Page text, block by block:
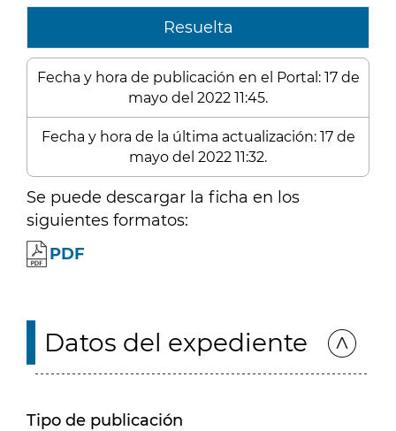
Resuelta
Fecha y hora de publicación en el Portal: 17 de
mayo del 2022 11:45.
Fecha y hora de la última actualización: 17 de
mayo del 2022 11:32.
Se puede descargar la ficha en los
siguientes formatos:
PDF
Datos del expediente
Tipo de publicación